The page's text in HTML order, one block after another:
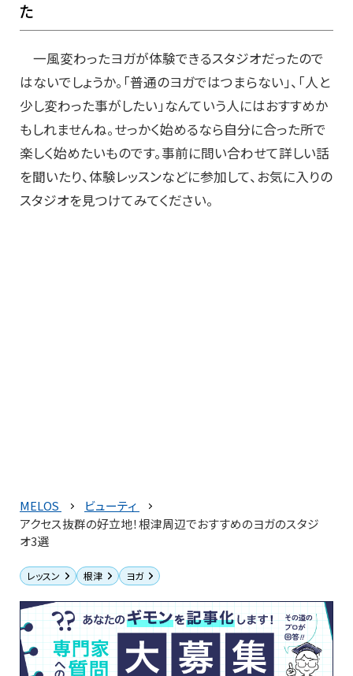
た
一風変わったヨガが体験できるスタジオだったので
はないでしょうか。「普通のヨガではつまらない」、「人と
少し変わった事がしたい」なんていう人にはおすすめか
もしれませんね。せっかく始めるなら自分に合った所で
楽しく始めたいものです。事前に問い合わせて詳しい話
を聞いたり、体験レッスンなどに参加して、お気に入りの
スタジオを見つけてみてください。
MELOS
ビューティ
アクセス抜群の好立地！根津周辺でおすすめのヨガのスタジ
オ3選
レッスン 根津 ヨガ